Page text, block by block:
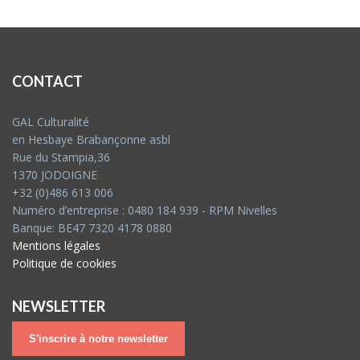
CONTACT
GAL Culturalité
en Hesbaye Brabançonne asbl
Rue du Stampia,36
1370 JODOIGNE
+32 (0)486 613 006
Numéro d’entreprise : 0480 184 939 - RPM Nivelles
Banque: BE47 7320 4178 0880
Mentions légales
Politique de cookies
NEWSLETTER
S'inscrire à notre newsletter